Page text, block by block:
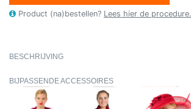
Product (na)bestellen? Lees hier de procedure.
BESCHRIJVING
BIJPASSENDE ACCESSOIRES